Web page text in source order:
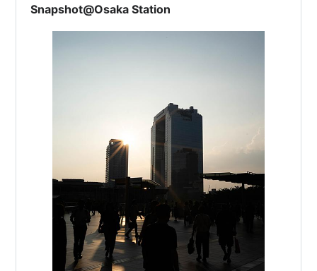
大阪環状線［内回り］
〉…〈
）直通（
ユニバーサルシティ駅
（関西線 ）直通（天王寺駅
分岐）…
奈良駅 加茂 ）
阪和線直通（ 天王寺駅分岐）…（至・堺市
〉〈和歌山駅 〉
関西空港線 直通（阪和線経由）…（至・
Snapshot@Osaka Station